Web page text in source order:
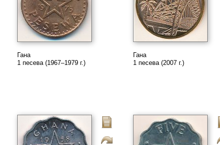
Гана
1 песева (1967–1979 г.)
Гана
1 песева (2007 г.)